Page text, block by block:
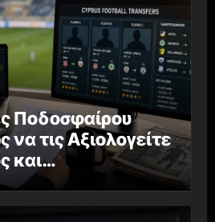
Ποδοσφαίρου
τις Αξιολογείτε
και